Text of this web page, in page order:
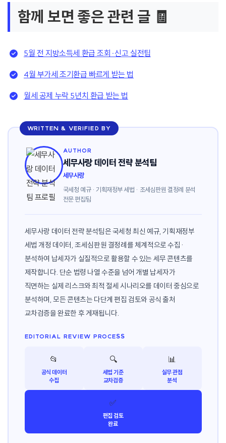
함께 보면 좋은 관련 글 🧾
5월 전 지방소득세 환급 조회·신고 실전팁
4월 부가세 조기환급 빠르게 받는 법
월세 공제 누락 5년치 환급 받는 법
WRITTEN & VERIFIED BY
AUTHOR
세무사랑 데이터 전략 분석팀
세무사랑
국세청 예규 · 기획재정부 세법 · 조세심판원 결정례 분석
전문 편집팀
세무사랑 데이터 전략 분석팀은 국세청 최신 예규, 기획재정부
세법 개정 데이터, 조세심판원 결정례를 체계적으로 수집·
분석하여 납세자가 실질적으로 활용할 수 있는 세무 콘텐츠를
제작합니다. 단순 법령 나열 수준을 넘어 개별 납세자가
직면하는 실제 리스크와 최적 절세 시나리오를 데이터 중심으로
분석하며, 모든 콘텐츠는 다단계 편집 검토와 공식 출처
교차검증을 완료한 후 게재됩니다.
EDITORIAL REVIEW PROCESS
📂
공식 데이터
수집
🔍
세법 기준
교차검증
📊
실무 관점
분석
✅
편집 검토
완료